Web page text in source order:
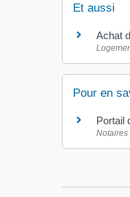
Et aussi
Achat
Pour en
Portail
Notaires